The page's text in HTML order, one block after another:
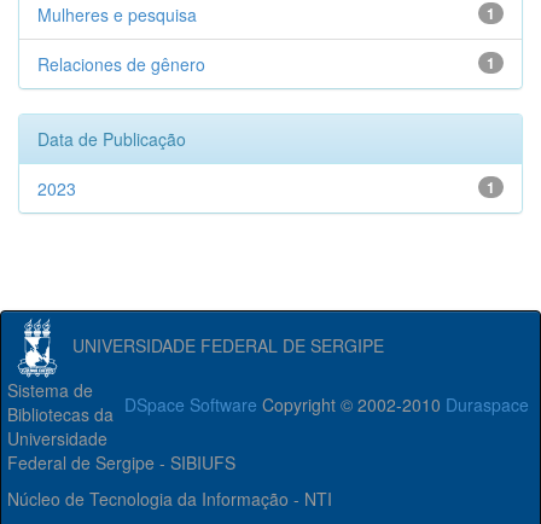
1
Mulheres e pesquisa
1
Relaciones de gênero
Data de Publicação
1
2023
UNIVERSIDADE FEDERAL DE SERGIPE
DSpace Software Copyright © 2002-2010 Duraspace
Sistema de
Bibliotecas da
Universidade
Federal de Sergipe - SIBIUFS
Núcleo de Tecnologia da Informação - NTI